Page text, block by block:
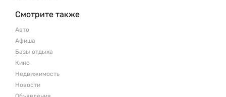
Смотрите также
Авто
Афиша
Базы отдыха
Кино
Недвижимость
Новости